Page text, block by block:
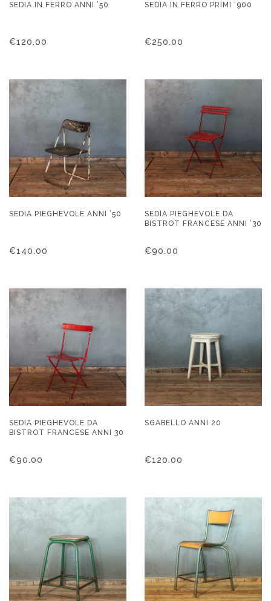
SEDIA IN FERRO ANNI ’50
€120.00
SEDIA IN FERRO PRIMI ‘900
€250.00
SEDIA PIEGHEVOLE ANNI ’50
€140.00
SEDIA PIEGHEVOLE DA
BISTROT FRANCESE ANNI ’30
€90.00
SEDIA PIEGHEVOLE DA
BISTROT FRANCESE ANNI 30
€90.00
SGABELLO ANNI 20
€120.00